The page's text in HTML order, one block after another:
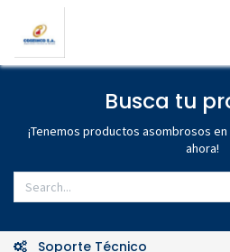
Busca tu
¡Tenemos productos asombrosos
ahora!
Soporte Técnico
GET
Women's
Shop Now
GET15%OFF
Men's Collection